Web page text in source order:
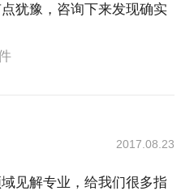
犹豫，咨询下来发现确实
2017.08.23
见解专业，给我们很多指